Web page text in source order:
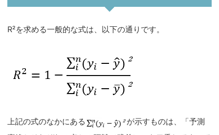
R²を求める一般的な式は、以下の通りです。
上記の式のなかにある
が示すものは、「予測